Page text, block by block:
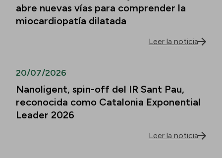
abre nuevas vías para comprender la
miocardiopatía dilatada
Leer la noticia
20/07/2026
Nanoligent, spin-off del IR Sant Pau,
reconocida como Catalonia Exponential
Leader 2026
Leer la noticia